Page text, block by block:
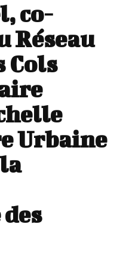
co-
Réseau
Cols
Urbaine